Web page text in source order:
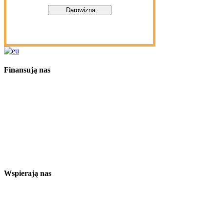
Darowizna
Finansują nas
Wspierają nas